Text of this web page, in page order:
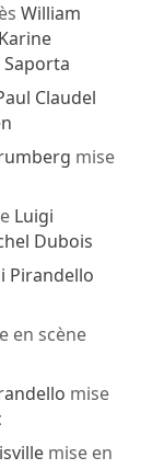
William
Karine
Saporta
Claudel
mise
Luigi
Dubois
Pirandello
en scène
mise
mise en